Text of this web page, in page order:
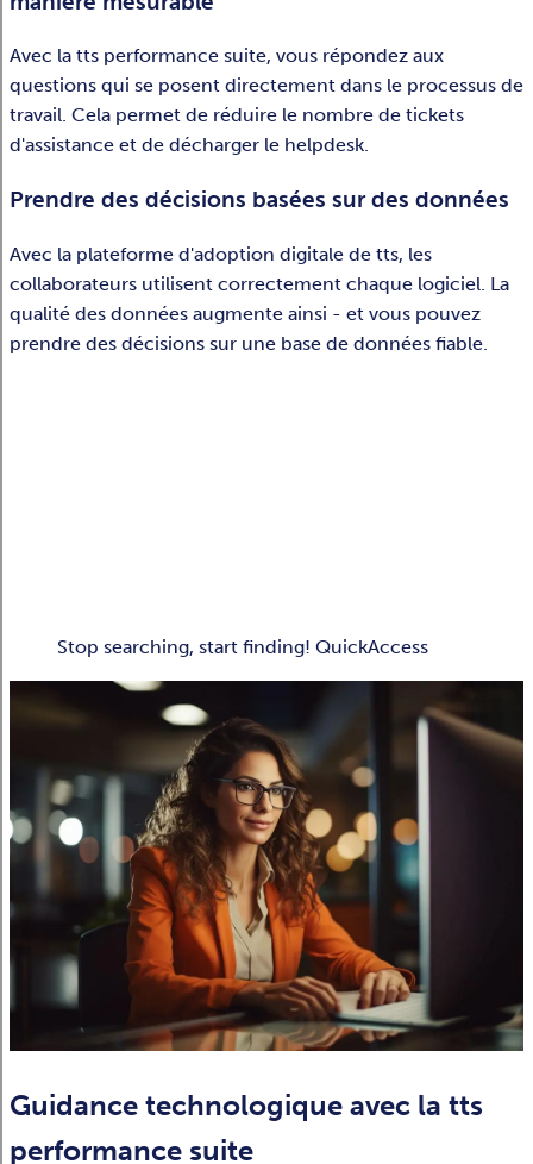
Avec la tts performance suite, vous répondez aux
questions qui se posent directement dans le processus de
travail. Cela permet de réduire le nombre de tickets
d'assistance et de décharger le helpdesk.
Prendre des décisions basées sur des données
Avec la plateforme d'adoption digitale de tts, les
collaborateurs utilisent correctement chaque logiciel. La
qualité des données augmente ainsi - et vous pouvez
prendre des décisions sur une base de données fiable.
Stop searching, start finding! QuickAccess
Guidance technologique avec la tts
performance suite